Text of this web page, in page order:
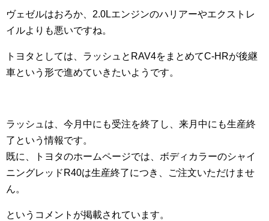
ヴェゼルはおろか、2.0Lエンジンのハリアーやエクストレ
イルよりも悪いですね。
トヨタとしては、ラッシュとRAV4をまとめてC-HRが後継
車という形で進めていきたいようです。
ラッシュは、今月中にも受注を終了し、来月中にも生産終
了という情報です。
既に、トヨタのホームページでは、ボディカラーのシャイ
ニングレッドR40は生産終了につき、ご注文いただけませ
ん。
というコメントが掲載されています。